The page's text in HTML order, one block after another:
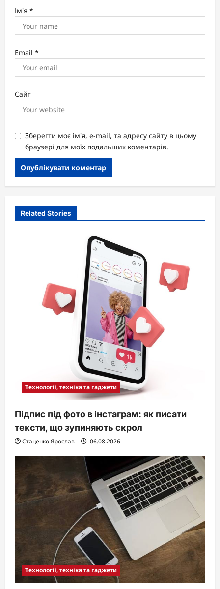
Ім'я *
Email *
Сайт
Зберегти моє ім'я, e-mail, та адресу сайту в цьому
браузері для моїх подальших коментарів.
Related Stories
Технології, техніка та гаджети
Підпис під фото в інстаграм: як писати
тексти, що зупиняють скрол
Стаценко Ярослав 06.08.2026
Технології, техніка та гаджети